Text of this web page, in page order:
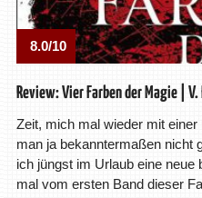
8.0/10
Review: Vier Farben der Magie | V.
Zeit, mich mal wieder mit
man ja bekanntermaßen nicht
ich jüngst im Urlaub eine neue
mal vom ersten Band dieser